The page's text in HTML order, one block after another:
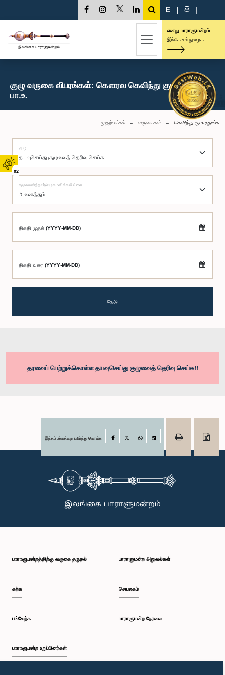
02
E | සි |
எனது பாராளுமன்றம்
இங்கே உள்நுழைக
குழு வருகை விபரங்கள்: கௌரவ கெவிந்து குமாரதுங்க,
பா.உ.
முதற்பக்கம் வருகைகள் கெவிந்து குமாரதுங்க
குழு
சமூகமளித்தார்/சமூகமளிக்கவில்லை
திகதி முதல் (YYYY-MM-DD)
திகதி வரை (YYYY-MM-DD)
தேடு
தரவைப் பெற்றுக்கொள்ள தயவுசெய்து குழுவைத் தெரிவு செய்க!!
இந்தப் பக்கத்தை பகிர்ந்து கொள்க Facebook
பாராளுமன்றத்திற்கு வருகை தருதல்
கற்க
பங்கேற்க
பாராளுமன்ற உறுப்பினர்கள்
பாராளுமன்ற அலுவல்கள்
செயலகம்
பாராளுமன்ற நேரலை